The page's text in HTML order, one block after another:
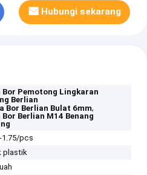
Hubungi sekarang
Bor Pemotong Lingkaran
Berlian
Bor Berlian Bulat 6mm,
Berlian M14 Benang
1.75/pcs
plastik